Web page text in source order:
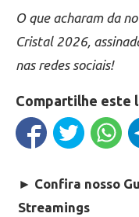
O que acharam da
Cristal 2026,
nas redes sociais!
Compartilhe este
► Confira nosso
Streamings